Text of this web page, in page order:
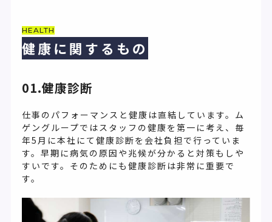
HEALTH
健康に関するもの
01.健康診断
仕事のパフォーマンスと健康は直結しています。ム
ゲングループではスタッフの健康を第一に考え、毎
年5月に本社にて健康診断を会社負担で行っていま
す。早期に病気の原因や兆候が分かると対策もしや
すいです。そのためにも健康診断は非常に重要で
す。